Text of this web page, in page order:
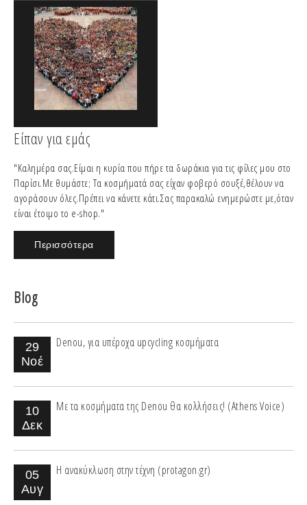
Είπαν για εμάς
"Καλημέρα σας.Είμαι η κυρία που πήρε τα δωράκια για τις φίλες μου στο
Παρίσι.Με θυμάστε; Τα κοσμήματά σας είχαν φοβερό σουξέ,θέλουν να
αγοράσουν όλες.Πρέπει να κάνετε κάτι.Σας παρακαλώ ενημερώστε με,όταν
είναι έτοιμο το e-shop."
Περισσότερα
Blog
29
Νοέ
Denou, για υπέροχα upcycling κοσμήματα
10
Δεκ
Με τα κοσμήματα της Denou θα κολλήσεις! (Athens Voice)
05
Αυγ
Η ανακύκλωση στην τέχνη (protagon.gr)